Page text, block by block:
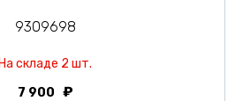
9309698
На складе 2 шт.
7 900